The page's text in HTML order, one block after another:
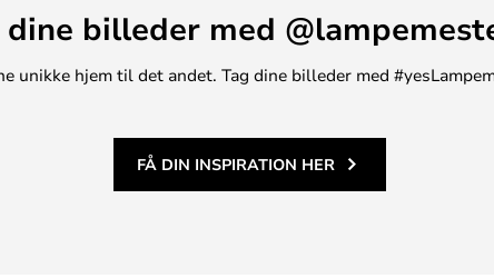
bruges som lille bord til
og potteplanter eller endda
dine billeder med
unikke hjem til det andet. Tag dine billeder med
FÅ DIN INSPIRATION HER